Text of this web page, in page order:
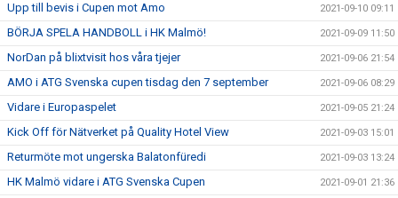
Upp till bevis i Cupen mot Amo 2021-09-10 09:11
BÖRJA SPELA HANDBOLL i HK Malmö! 2021-09-09 11:50
NorDan på blixtvisit hos våra tjejer 2021-09-06 21:54
AMO i ATG Svenska cupen tisdag den 7 september 2021-09-06 08:29
Vidare i Europaspelet 2021-09-05 21:24
Kick Off för Nätverket på Quality Hotel View 2021-09-03 15:01
Returmöte mot ungerska Balatonfüredi 2021-09-03 13:24
HK Malmö vidare i ATG Svenska Cupen 2021-09-01 21:36